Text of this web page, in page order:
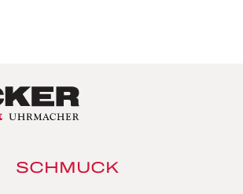
SCHMUCK